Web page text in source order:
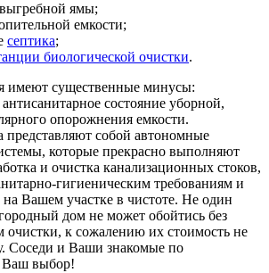
ямы;
емкости;
септика;
биологической очистки.
имеют существенные минусы:
состояние уборной,
опорожнения емкости.
представляют собой автономные
которые прекрасно выполняют
и очистка канализационных стоков,
гигиеническим требованиям и
Вашем участке в чистоте. Не один
дом не может обойтись без
очистки, к сожалению их стоимость не
Соседи и Ваши знакомые по
Ваш выбор!